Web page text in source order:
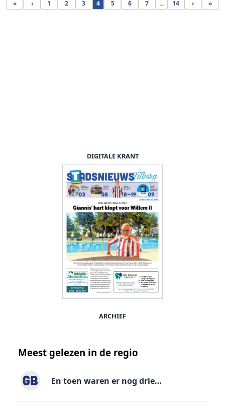
« ‹ 1 2 3 4 5 6 7 ... 14 › »
DIGITALE KRANT
ARCHIEF
Meest gelezen in de regio
En toen waren er nog drie…